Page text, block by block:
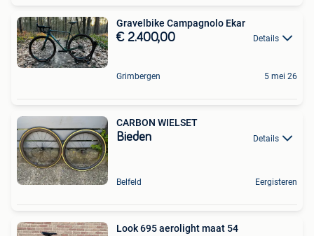
Gravelbike Campagnolo Ekar
€ 2.400,00 Details
Grimbergen 5 mei 26
CARBON WIELSET
Bieden Details
Belfeld Eergisteren
Look 695 aerolight maat 54